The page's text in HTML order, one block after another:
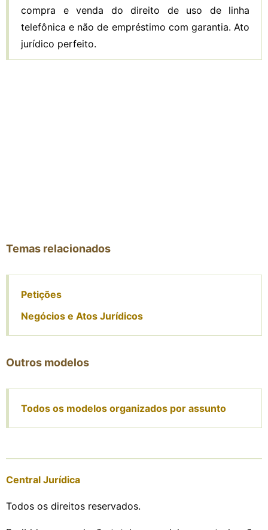
compra e venda do direito de uso de linha
telefônica e não de empréstimo com garantia. Ato
jurídico perfeito.
Temas relacionados
Petições
Negócios e Atos Jurídicos
Outros modelos
Todos os modelos organizados por assunto
Central Jurídica
Todos os direitos reservados.